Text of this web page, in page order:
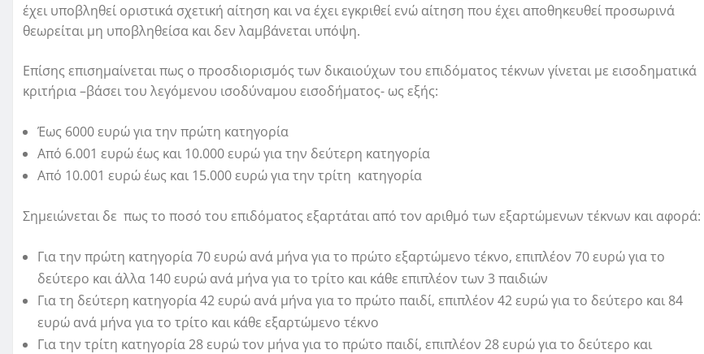
έχει υποβληθεί οριστικά σχετική αίτηση και να έχει εγκριθεί ενώ αίτηση που έχει αποθηκευθεί προσωρινά
θεωρείται μη υποβληθείσα και δεν λαμβάνεται υπόψη.
Επίσης επισημαίνεται πως ο προσδιορισμός των δικαιούχων του επιδόματος τέκνων γίνεται με εισοδηματικά
κριτήρια –βάσει του λεγόμενου ισοδύναμου εισοδήματος- ως εξής:
Έως 6000 ευρώ για την πρώτη κατηγορία
Από 6.001 ευρώ έως και 10.000 ευρώ για την δεύτερη κατηγορία
Από 10.001 ευρώ έως και 15.000 ευρώ για την τρίτη κατηγορία
Σημειώνεται δε πως το ποσό του επιδόματος εξαρτάται από τον αριθμό των εξαρτώμενων τέκνων και αφορά:
Για την πρώτη κατηγορία 70 ευρώ ανά μήνα για το πρώτο εξαρτώμενο τέκνο, επιπλέον 70 ευρώ για το
δεύτερο και άλλα 140 ευρώ ανά μήνα για το τρίτο και κάθε επιπλέον των 3 παιδιών
Για τη δεύτερη κατηγορία 42 ευρώ ανά μήνα για το πρώτο παιδί, επιπλέον 42 ευρώ για το δεύτερο και 84
ευρώ ανά μήνα για το τρίτο και κάθε εξαρτώμενο τέκνο
Για την τρίτη κατηγορία 28 ευρώ τον μήνα για το πρώτο παιδί, επιπλέον 28 ευρώ για το δεύτερο και